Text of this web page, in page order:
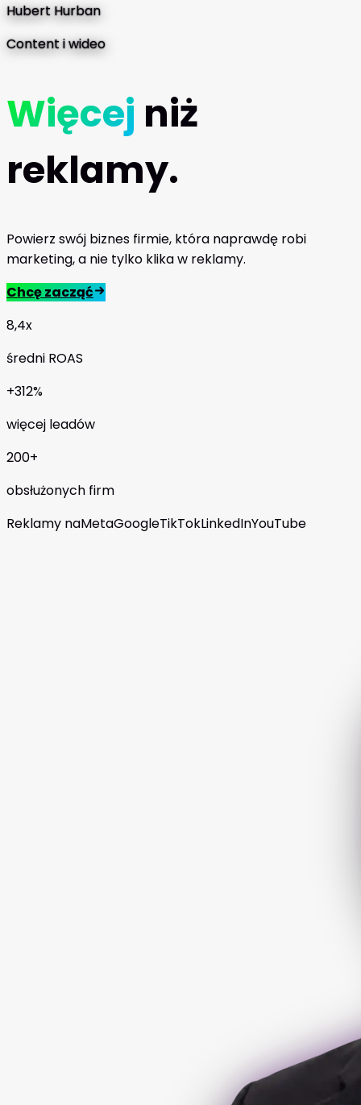
Hubert Hurban
Content i wideo
Więcej niż
reklamy.
Powierz swój biznes firmie, która naprawdę robi
marketing, a nie tylko klika w reklamy.
Chcę zacząć
8,4x
średni ROAS
+312%
więcej leadów
200+
obsłużonych firm
Reklamy naMetaGoogleTikTokLinkedInYouTube